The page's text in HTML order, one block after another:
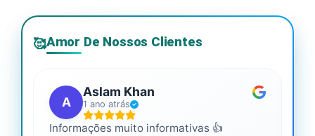
🥰Amor De Nossos Clientes
A
Aslam Khan
1 ano atrás
Informações muito informativas 👍